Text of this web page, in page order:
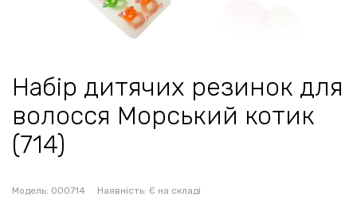
Набір дитячих резинок для
волосся Морський котик
(714)
Модель: 000714 Наявність: Є на складі